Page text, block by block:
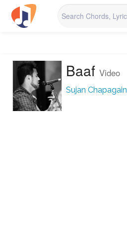
Baaf Video
Sujan Chapagain